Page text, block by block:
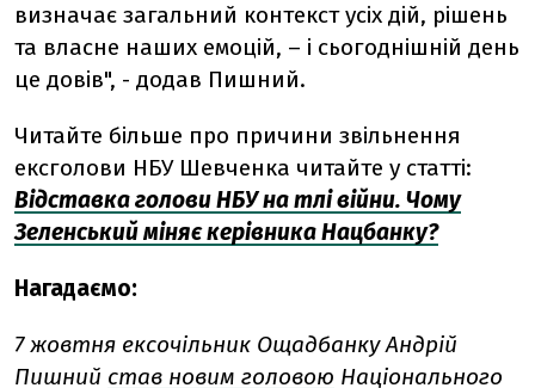
визначає загальний контекст усіх дій, рішень
та власне наших емоцій, – і сьогоднішній день
це довів", - додав Пишний.
Читайте більше про причини звільнення
ексголови НБУ Шевченка читайте у статті:
Відставка голови НБУ на тлі війни. Чому
Зеленський міняє керівника Нацбанку?
Нагадаємо:
7 жовтня ексочільник Ощадбанку Андрій
Пишний став новим головою Національного